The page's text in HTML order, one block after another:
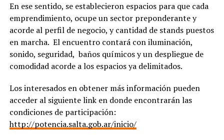
En ese sentido, se establecieron espacios para que cada
emprendimiento, ocupe un sector preponderante y
acorde al perfil de negocio, y cantidad de stands puestos
en marcha. El encuentro contará con iluminación,
sonido, seguridad, baños químicos y un despliegue de
comodidad acorde a los espacios ya delimitados.
Los interesados en obtener más información pueden
acceder al siguiente link en donde encontrarán las
condiciones de participación:
http://potencia.salta.gob.ar/inicio/